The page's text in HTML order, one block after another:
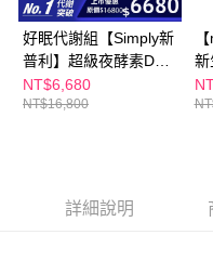
恩沛科技股份有限公司將有權停
試用宅配
免運費
海外配送
海外配送(澳洲)
好眠代謝組【Simply新
普利】超級夜酵素DX
100錠/盒x3盒 木村拓
哉 代言(日韓雙GABA
NT$6,680
NT$16,800
新
盒
白
詳細說明